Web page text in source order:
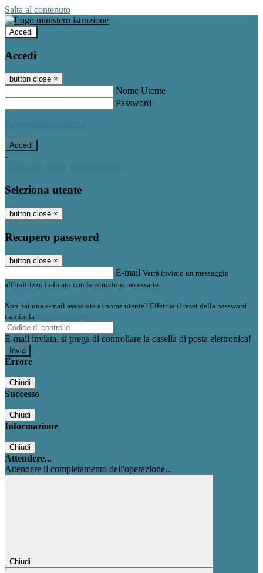
Salta al contenuto
Accedi
Accedi
button close ×
Nome Utente
Password
-
Seleziona utente
button close ×
Recupero password
button close ×
E-mail Verrà inviato un messaggio
all'indirizzo indicato con le istruzioni necessarie.
Non hai una e-mail associata al nome utente? Effettua il reset della password
tramite la
E-mail inviata, si prega di controllare la casella di posta elettronica!
Errore
Chiudi
Successo
Chiudi
Informazione
Chiudi
Attendere...
Attendere il completamento dell'operazione...
Chiudi